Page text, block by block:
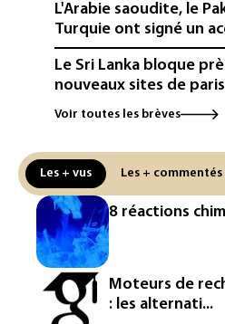
L'Arabie saoudite, le
Turquie ont signé un
Le Sri Lanka bloque
nouveaux sites de
autorisés
trimestre 2026, avec la
du pétrole
Mineurs sur les
condamné à verser 567
dollars
Mexique
Arabie saoudite,
Voir toutes les brèves
Les + vus Les + commentés
8 réactions
Moteurs de
: les alternati...